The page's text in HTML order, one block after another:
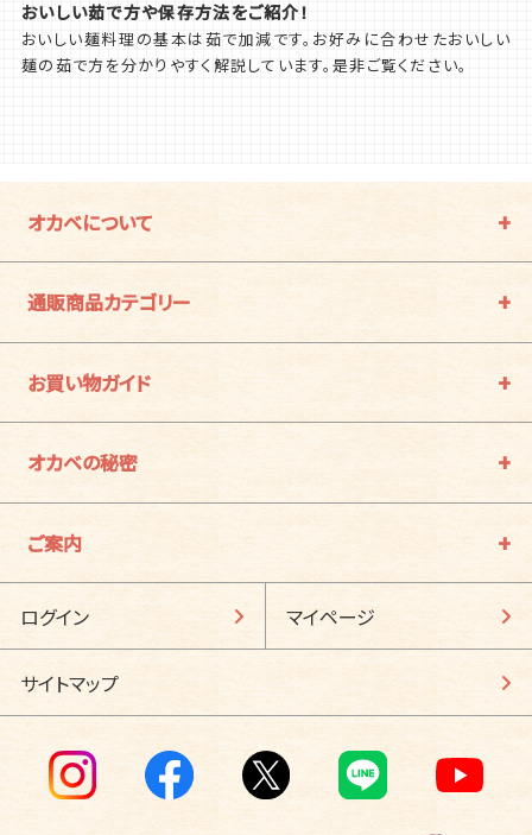
おいしい茹で方や保存方法をご紹介！
おいしい麺料理の基本は茹で加減です。お好みに合わせたおいしい
麺の茹で方を分かりやすく解説しています。是非ご覧ください。
オカベについて
通販商品カテゴリー
お買い物ガイド
オカベの秘密
ご案内
ログイン マイページ
サイトマップ